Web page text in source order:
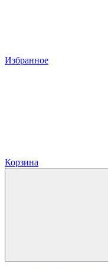
Избранное
Корзина